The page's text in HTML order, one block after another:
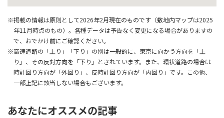
※掲載の情報は原則として2026年2月現在のものです（敷地内マップは2025
年11月時点のもの）。各種データは予告なく変更になる場合がありますの
で、おでかけ前にご確認ください。
※高速道路の「上り」「下り」の別は一般的に、東京に向かう方向を「上
り」、その反対方向を「下り」とされています。また、環状道路の場合は
時計回り方向が「外回り」、反時計回り方向が「内回り」です。この他、
一部上記に該当しない場合もございます。
あなたにオススメの記事